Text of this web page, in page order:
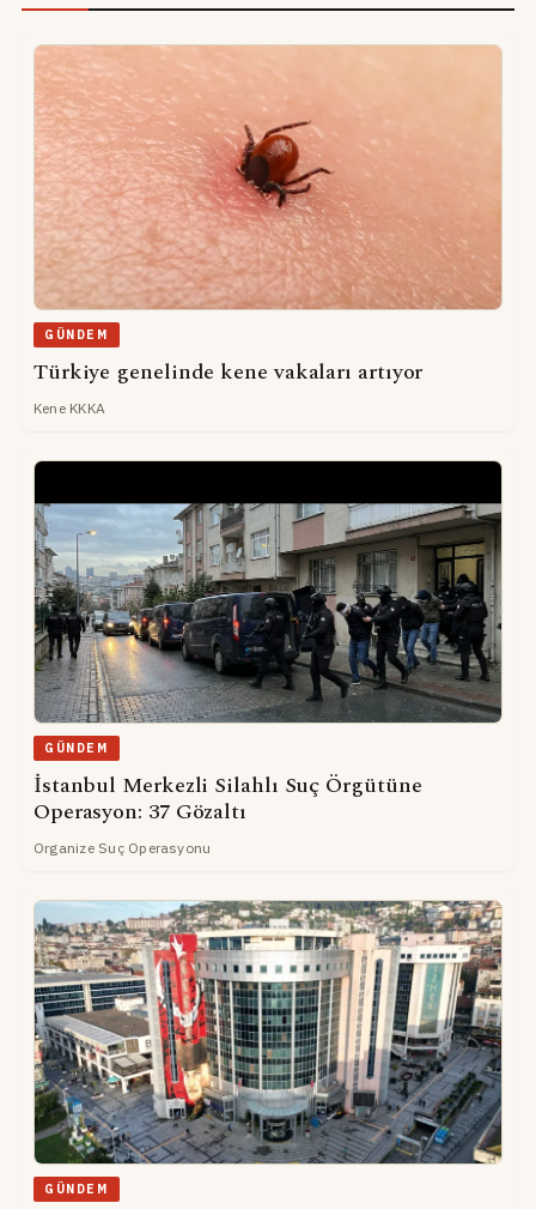
GÜNDEM
Türkiye genelinde kene vakaları artıyor
Kene KKKA
GÜNDEM
İstanbul Merkezli Silahlı Suç Örgütüne
Operasyon: 37 Gözaltı
Organize Suç Operasyonu
GÜNDEM